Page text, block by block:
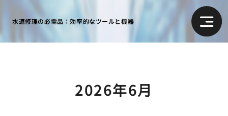
水道修理の必需品：効率的なツールと機器
2026年6月